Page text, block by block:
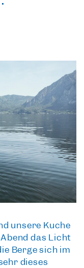
unsere Küche
das Licht
Berge sich im
dieses